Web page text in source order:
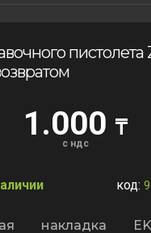
пистолета
1.000 ₸
с ндс
код:
накладка